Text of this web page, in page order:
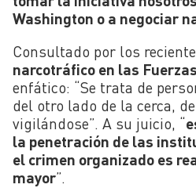
Washington o a negociar
Consultado por los
narcotráfico en las
enfático: “Se trata de
del otro lado de la cerca,
vigilándose”. A su juicio, “
la penetración de las
el crimen organizado es
mayor”.